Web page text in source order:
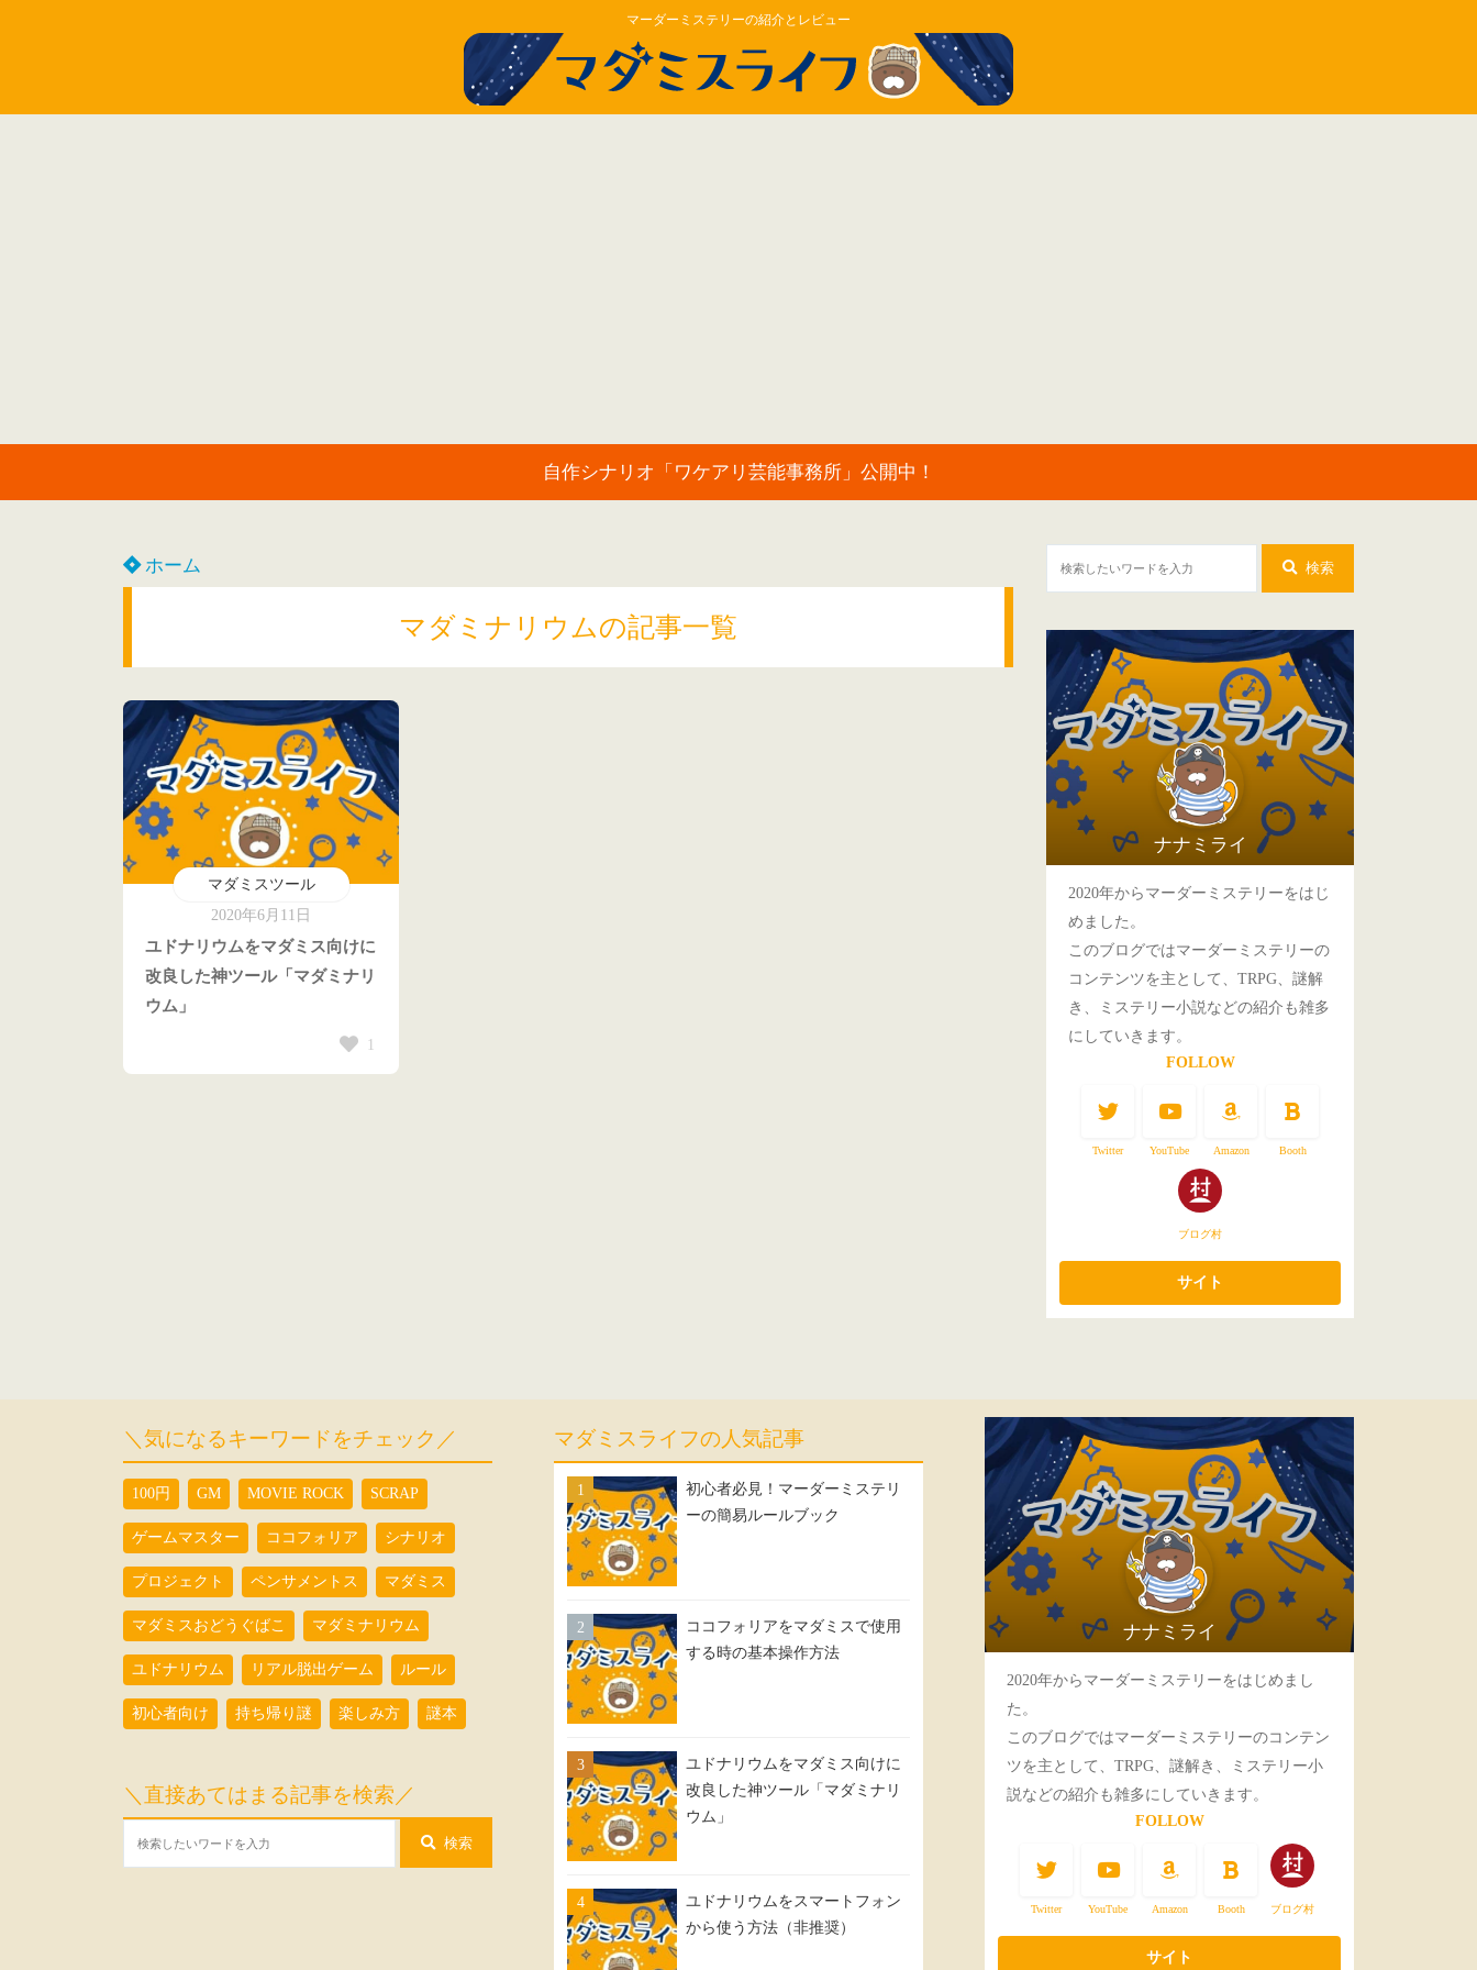
マーダーミステリーの紹介とレビュー
自作シナリオ「ワケアリ芸能事務所」公開中！
ホーム
マダミナリウムの記事一覧
マダミスツール
2020年6月11日
ユドナリウムをマダミス向けに
改良した神ツール「マダミナリ
ウム」
1
検索
ナナミライ
2020年からマーダーミステリーをはじ
めました。
このブログではマーダーミステリーの
コンテンツを主として、TRPG、謎解
き、ミステリー小説などの紹介も雑多
にしていきます。
FOLLOW
Twitter YouTube Amazon Booth
ブログ村
＼気になるキーワードをチェック／
100円 GM MOVIE ROCK SCRAP
ゲームマスター ココフォリア シナリオ
プロジェクト ペンサメントス マダミス
マダミスおどうぐばこ マダミナリウム
ユドナリウム リアル脱出ゲーム ルール
初心者向け 持ち帰り謎 楽しみ方 謎本
＼直接あてはまる記事を検索／
検索
マダミスライフの人気記事
初心者必見！マーダーミステリ
ーの簡易ルールブック
ココフォリアをマダミスで使用
する時の基本操作方法
ユドナリウムをマダミス向けに
改良した神ツール「マダミナリ
ウム」
ユドナリウムをスマートフォン
から使う方法（非推奨）
ナナミライ
2020年からマーダーミステリーをはじめまし
た。
このブログではマーダーミステリーのコンテン
ツを主として、TRPG、謎解き、ミステリー小
説などの紹介も雑多にしていきます。
FOLLOW
Twitter YouTube Amazon Booth ブログ村